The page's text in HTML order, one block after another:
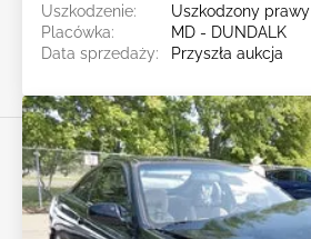
Uszkodzenie:
Uszkodzony
Placówka:
MD - DUNDALK
Data sprzedaży:
Przyszła aukcja